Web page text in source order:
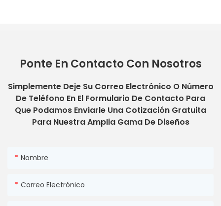
Ponte En Contacto Con Nosotros
Simplemente Deje Su Correo Electrónico O Número
De Teléfono En El Formulario De Contacto Para
Que Podamos Enviarle Una Cotización Gratuita
Para Nuestra Amplia Gama De Diseños
Nombre
Correo Electrónico